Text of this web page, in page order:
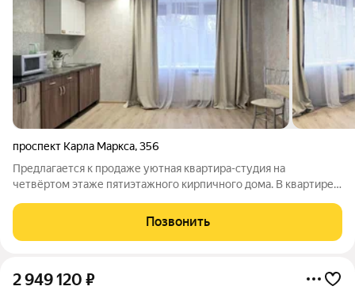
проспект Карла Маркса,356
Предлагается к продаже уютная квартира-студия на
четвёртом этаже пятиэтажного кирпичного дома. В квартире
необходимой встроенной техникой, в ванной комнате
заменены коммуникации, установлена
Позвонить
2 949 120 ₽